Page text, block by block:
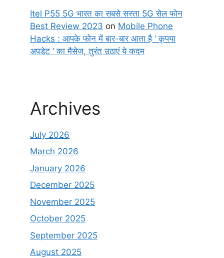
Itel P55 5G भारत का सबसे सस्ता 5G सेल फोन
Best Review 2023 on Mobile Phone
Hacks : आपके फोन में बार-बार आता है ‘ कृपया
अपडेट ‘ का मैसेज, तुरंत उठाएं ये कदम
Archives
July 2026
March 2026
January 2026
December 2025
November 2025
October 2025
September 2025
August 2025